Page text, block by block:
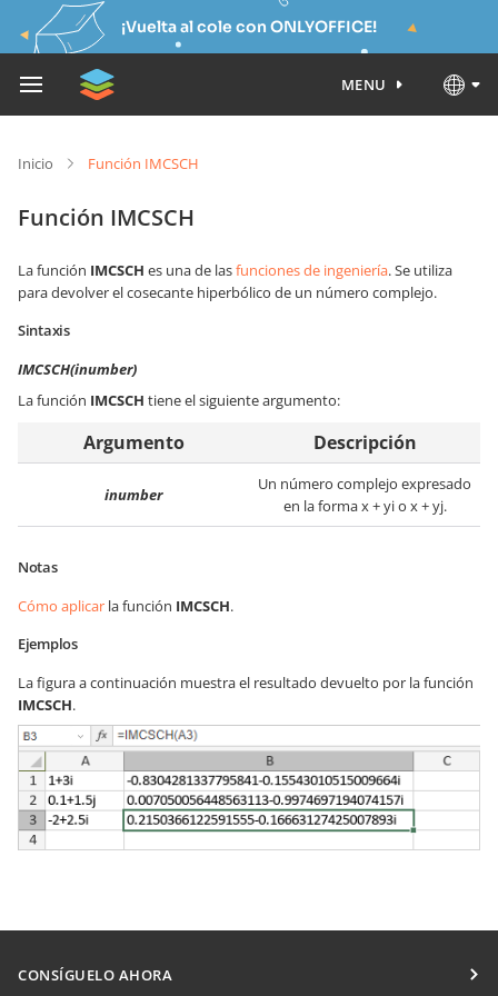
¡Vuelta al cole con ONLYOFFICE!
MENU
Inicio Función IMCSCH
Función IMCSCH
La función IMCSCH es una de lasfunciones de ingeniería. Se utiliza
para devolver el cosecante hiperbólico de un número complejo.
Sintaxis
IMCSCH(inumber)
La función IMCSCH tiene el siguiente argumento:
Argumento Descripción
inumber
Un número complejo expresado
en la forma x + yi o x + yj.
Notas
Cómo aplicar la función IMCSCH.
Ejemplos
La figura a continuación muestra el resultado devuelto por la función
IMCSCH.
CONSÍGUELO AHORA